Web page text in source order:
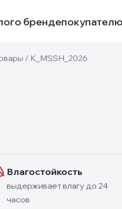
о брендепокупателю
/ К_MSSH_2026
Влагостойкость
выдерживает влагу до 24
часов